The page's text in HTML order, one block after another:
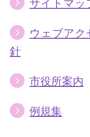
サイトマッ
ウェブアク
針
市役所案内
例規集